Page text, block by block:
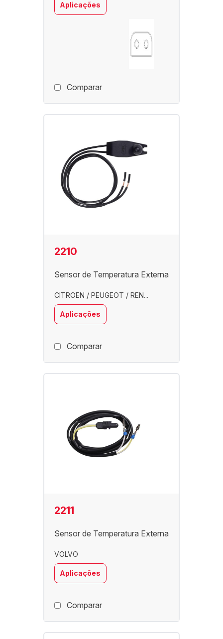
Aplicações
Comparar
2210
Sensor de Temperatura Externa
CITROEN / PEUGEOT / REN...
Aplicações
Comparar
2211
Sensor de Temperatura Externa
VOLVO
Aplicações
Comparar